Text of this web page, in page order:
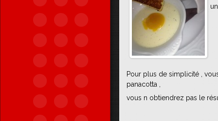
Pour plus de simplicité ,
panacotta ,
vous n obtiendrez pas le